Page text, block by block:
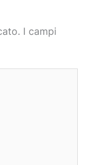
I campi